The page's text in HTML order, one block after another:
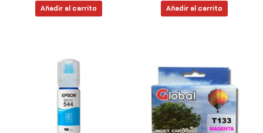
Añadir al carrito Añadir al carrito